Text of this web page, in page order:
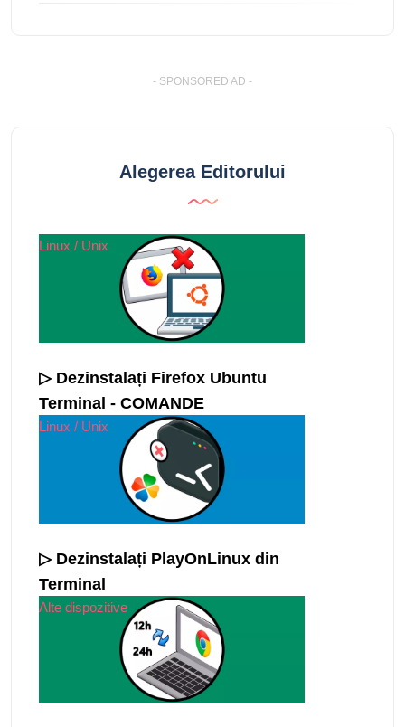
- SPONSORED AD -
Alegerea Editorului
Linux / Unix
▷ Dezinstalați Firefox Ubuntu
Terminal - COMANDE
Linux / Unix
▷ Dezinstalați PlayOnLinux din
Terminal
Alte dispozitive